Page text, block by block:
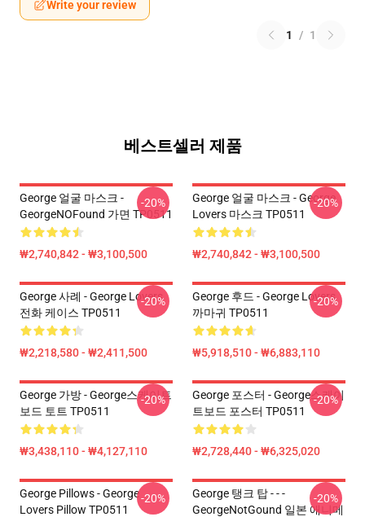
Write your review
1 / 1
베스트셀러 제품
George 얼굴 마스크 -
GeorgeNOFound 가면 TP0511
₩2,740,842 - ₩3,100,500
-20%
George 얼굴 마스크 - George
Lovers 마스크 TP0511
₩2,740,842 - ₩3,100,500
-20%
George 사례 - George Lovers
전화 케이스 TP0511
₩2,218,580 - ₩2,411,500
-20%
George 후드 - George Lovers
까마귀 TP0511
₩5,918,510 - ₩6,883,110
-20%
George 가방 - George스케이트
보드 토트 TP0511
₩3,438,110 - ₩4,127,110
-20%
George 포스터 - George스케이
트보드 포스터 TP0511
₩2,728,440 - ₩6,325,020
-20%
George Pillows - George
Lovers Pillow TP0511
-20%
George 탱크 탑 - - -
GeorgeNotGound 일본 애니메
-20%